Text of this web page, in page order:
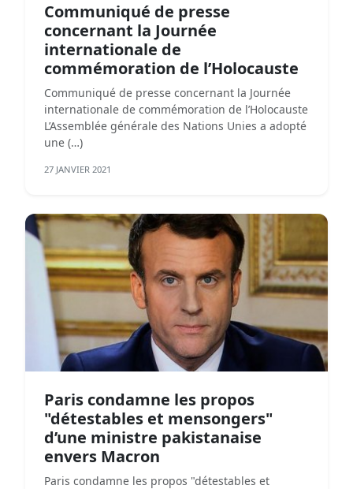
Communiqué de presse
concernant la Journée
internationale de
commémoration de l’Holocauste
Communiqué de presse concernant la Journée
internationale de commémoration de l’Holocauste
L’Assemblée générale des Nations Unies a adopté
une (…)
27 JANVIER 2021
Paris condamne les propos
"détestables et mensongers"
d’une ministre pakistanaise
envers Macron
Paris condamne les propos "détestables et